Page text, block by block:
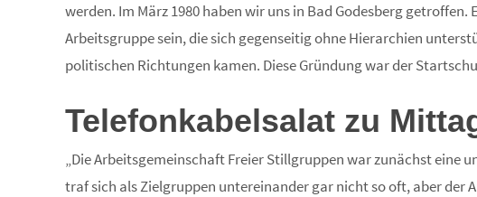
werden. Im März 1980 haben wir uns in Bad Godesberg
Arbeitsgruppe sein, die sich gegenseitig ohne Hierarchien
politischen Richtungen kamen. Diese Gründung war der
Telefonkabelsalat zu
„Die Arbeitsgemeinschaft Freier Stillgruppen war zunächst eine
traf sich als Zielgruppen untereinander gar nicht so oft, aber der